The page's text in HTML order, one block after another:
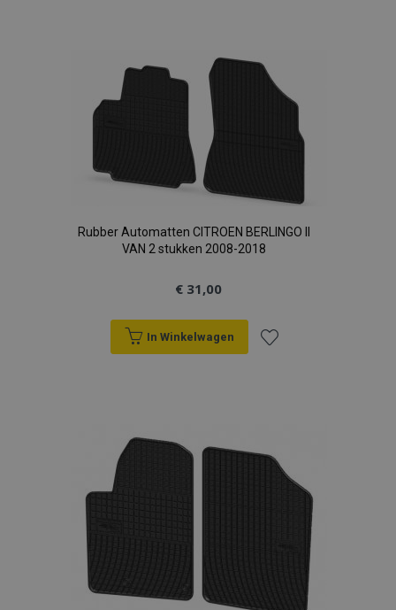
aan
verlanglijst
Rubber Automatten CITROEN BERLINGO II
VAN 2 stukken 2008-2018
€ 31,00
In Winkelwagen
verlanglijst